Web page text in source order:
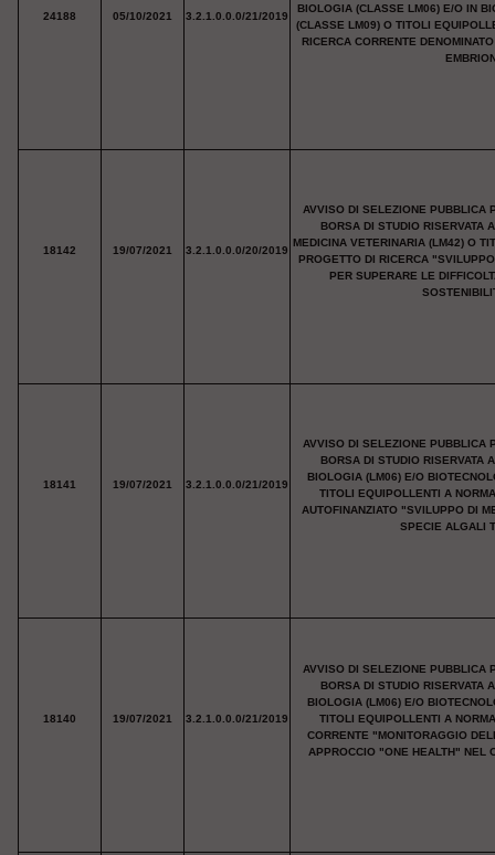
24188 05/10/2021 3.2.1.0.0.0/21/2019
BIOLOGIA (CLASSE LM06) E/O IN
(CLASSE LM09) O TITOLI
RICERCA CORRENTE
18142 19/07/2021 3.2.1.0.0.0/20/2019
AVVISO DI SELEZIONE PUBBLICA
BORSA DI STUDIO RISERVATA
MEDICINA VETERINARIA (LM42) O
PROGETTO DI RICERCA
PER SUPERARE LE
18141 19/07/2021 3.2.1.0.0.0/21/2019
AVVISO DI SELEZIONE PUBBLICA
BORSA DI STUDIO RISERVATA
BIOLOGIA (LM06) E/O
TITOLI EQUIPOLLENTI A
AUTOFINANZIATO "SVILUPPO DI
SPECIE ALGALI
18140 19/07/2021 3.2.1.0.0.0/21/2019
AVVISO DI SELEZIONE PUBBLICA
BORSA DI STUDIO RISERVATA
BIOLOGIA (LM06) E/O
TITOLI EQUIPOLLENTI A
CORRENTE "MONITORAGGIO
APPROCCIO "ONE HEALTH" NEL